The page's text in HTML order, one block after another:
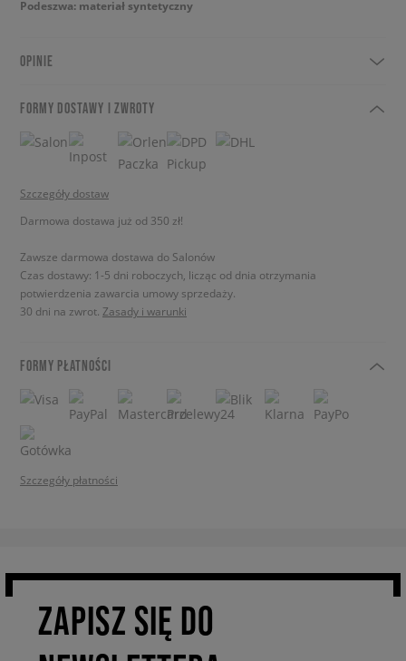
Podeszwa: materiał syntetyczny
OPINIE
FORMY DOSTAWY I ZWROTY
Szczegóły dostaw
Darmowa dostawa już od 350 zł!
Zawsze darmowa dostawa do Salonów
Czas dostawy: 1-5 dni roboczych, licząc od dnia otrzymania
potwierdzenia zawarcia umowy sprzedaży.
30 dni na zwrot. Zasady i warunki
FORMY PŁATNOŚCI
Szczegóły płatności
ZAPISZ SIĘ DO